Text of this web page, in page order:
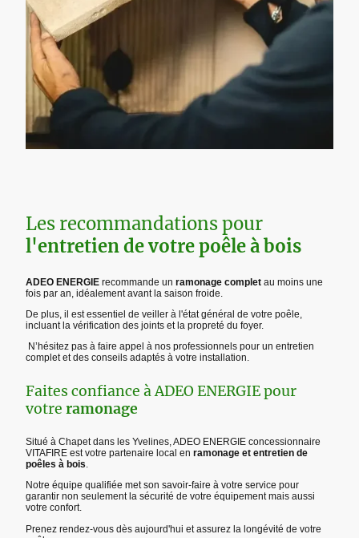
Les recommandations pour
l'entretien de votre poêle à bois
ADEO ENERGIE recommande un ramonage complet au moins une
fois par an, idéalement avant la saison froide.
De plus, il est essentiel de veiller à l'état général de votre poêle,
incluant la vérification des joints et la propreté du foyer.
N’hésitez pas à faire appel à nos professionnels pour un entretien
complet et des conseils adaptés à votre installation.
Faites confiance à ADEO ENERGIE pour
votre ramonage
Situé à Chapet dans les Yvelines, ADEO ENERGIE concessionnaire
VITAFIRE est votre partenaire local en ramonage et entretien de
poêles à bois.
Notre équipe qualifiée met son savoir-faire à votre service pour
garantir non seulement la sécurité de votre équipement mais aussi
votre confort.
Prenez rendez-vous dès aujourd'hui et assurez la longévité de votre